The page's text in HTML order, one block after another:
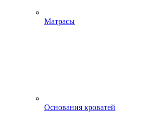
Матрасы
Основания кроватей